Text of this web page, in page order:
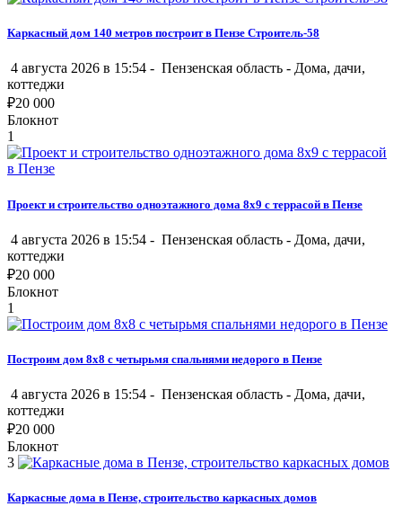
Каркасный дом 140 метров построит в Пензе Строитель-58
4 августа 2026 в 15:54 - Пензенская область - Дома, дачи,
коттеджи
₽20 000
Блокнот
1
Проект и строительство одноэтажного дома 8х9 с террасой в Пензе
4 августа 2026 в 15:54 - Пензенская область - Дома, дачи,
коттеджи
₽20 000
Блокнот
1
Построим дом 8х8 с четырьмя спальнями недорого в Пензе
4 августа 2026 в 15:54 - Пензенская область - Дома, дачи,
коттеджи
₽20 000
Блокнот
3
Каркасные дома в Пензе, строительство каркасных домов